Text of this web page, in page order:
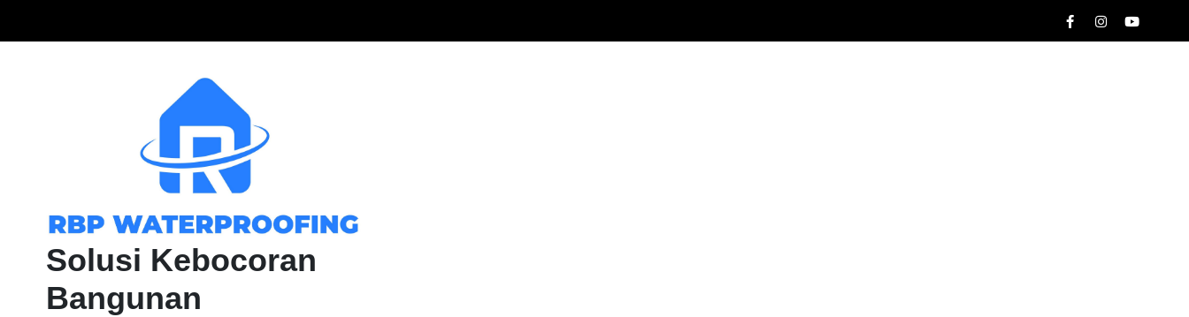
Solusi Kebocoran
Bangunan